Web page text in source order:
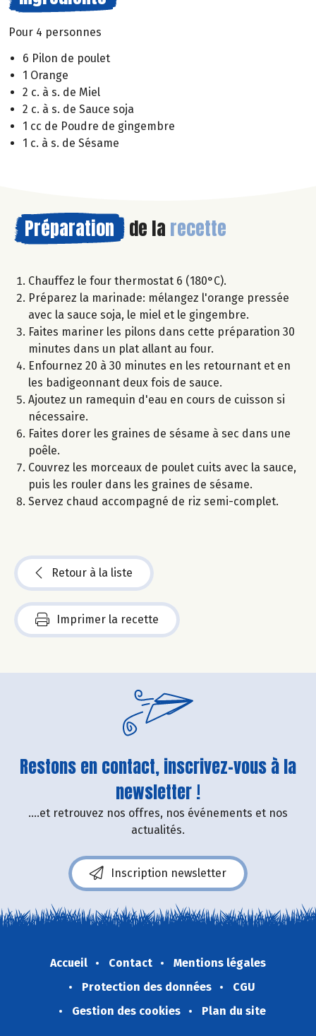
Pour 4 personnes
6 Pilon de poulet
1 Orange
2 c. à s. de Miel
2 c. à s. de Sauce soja
1 cc de Poudre de gingembre
1 c. à s. de Sésame
Préparation de la recette
Chauffez le four thermostat 6 (180°C).
Préparez la marinade: mélangez l'orange pressée
avec la sauce soja, le miel et le gingembre.
Faites mariner les pilons dans cette préparation 30
minutes dans un plat allant au four.
Enfournez 20 à 30 minutes en les retournant et en
les badigeonnant deux fois de sauce.
Ajoutez un ramequin d'eau en cours de cuisson si
nécessaire.
Faites dorer les graines de sésame à sec dans une
poêle.
Couvrez les morceaux de poulet cuits avec la sauce,
puis les rouler dans les graines de sésame.
Servez chaud accompagné de riz semi-complet.
Retour à la liste
Imprimer la recette
Restons en contact, inscrivez-vous à la
newsletter !
....et retrouvez nos offres, nos événements et nos
actualités.
Inscription newsletter
Accueil Contact
Mentions légales
Protection des données
CGU
Gestion des cookies
Plan du site